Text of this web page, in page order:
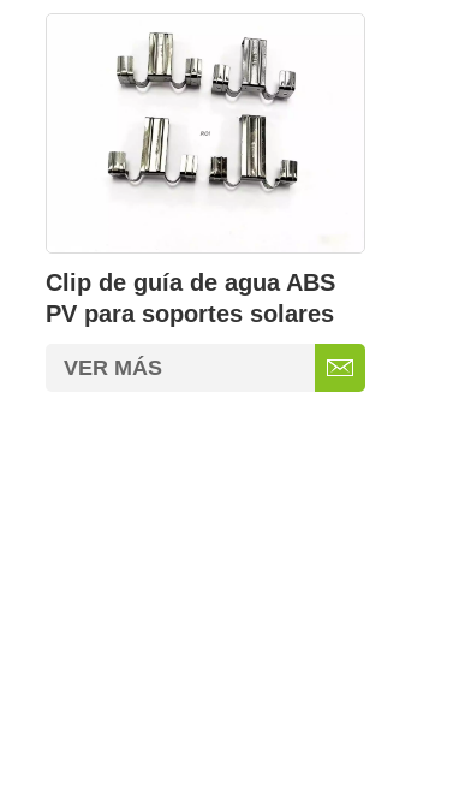
Clip de guía de agua ABS
PV para soportes solares
VER MÁS